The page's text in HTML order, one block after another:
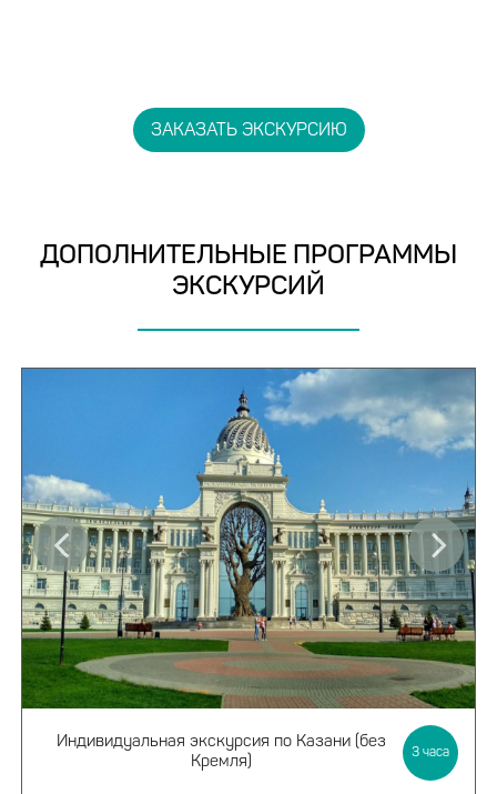
ЗАКАЗАТЬ ЭКСКУРСИЮ
ДОПОЛНИТЕЛЬНЫЕ ПРОГРАММЫ
ЭКСКУРСИЙ
Индивидуальная экскурсия по Казани (без
Кремля)
3часа